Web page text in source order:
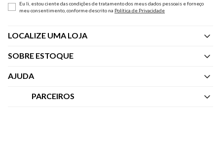
Eu li, estou ciente das condições de tratamento dos meus dados pessoais e forneço
meu consentimento, conforme descrito na Política de Privacidade
LOCALIZE UMA LOJA
SOBRE ESTOQUE
Quem Somos
AJUDA
Central de Atendimento
PARCEIROS